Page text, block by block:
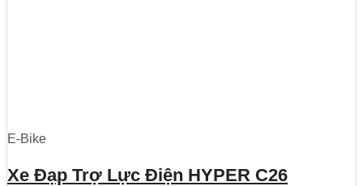
E-Bike
Xe Đạp Trợ Lực Điện HYPER C26